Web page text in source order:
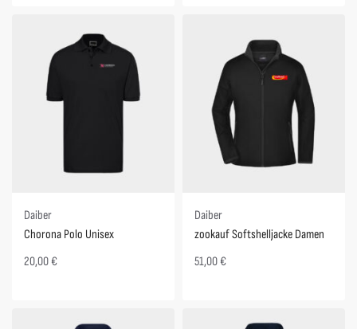
Daiber
Chorona Polo Unisex
20,00 €
Daiber
zookauf Softshelljacke Damen
51,00 €